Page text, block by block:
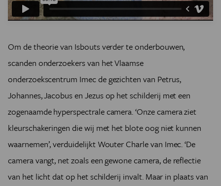
Om de theorie van Isbouts verder te onderbouwen,
scanden onderzoekers van het Vlaamse
onderzoekscentrum Imec de gezichten van Petrus,
Johannes, Jacobus en Jezus op het schilderij met een
zogenaamde hyperspectrale camera. ‘Onze camera ziet
kleurschakeringen die wij met het blote oog niet kunnen
waarnemen’, verduidelijkt Wouter Charle van Imec. ‘De
camera vangt, net zoals een gewone camera, de reflectie
van het licht dat op het schilderij invalt. Maar in plaats van